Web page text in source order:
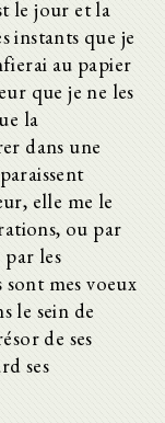
le jour et la
instants que je
au papier
que je ne les
la
dans une
elle me le
ou par
les
sont mes voeux
le sein de
de ses
ses